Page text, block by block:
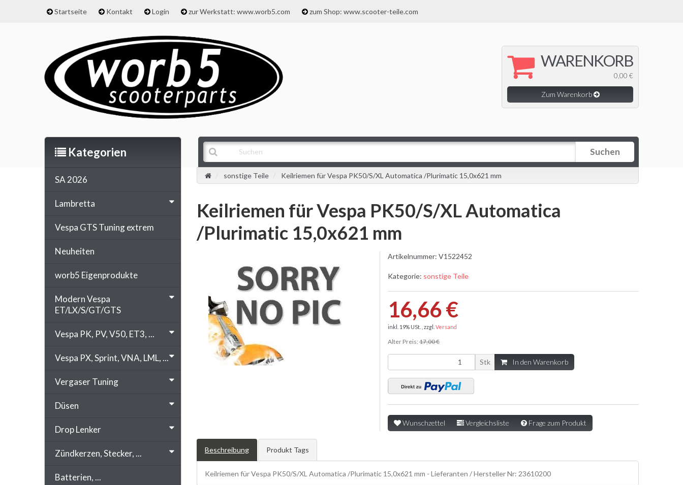
Startseite Kontakt Login zur Werkstatt: www.worb5.com zum Shop: www.scooter-teile.com
WARENKORB
0,00 €
Zum Warenkorb
Suchen
sonstige Teile Keilriemen für Vespa PK50/S/XL Automatica /Plurimatic 15,0x621 mm
Keilriemen für Vespa PK50/S/XL Automatica
/Plurimatic 15,0x621 mm
Artikelnummer: V1522452
Kategorie: sonstige Teile
16,66 €
inkl. 19% USt. , zzgl. Versand
Alter Preis: 17,00 €
Stk In den Warenkorb
Wunschzettel Vergleichsliste Frage zum Produkt
Beschreibung Produkt Tags
Keilriemen für Vespa PK50/S/XL Automatica /Plurimatic 15,0x621 mm - Lieferanten / Hersteller Nr: 23610200
Kategorien
SA 2026
Lambretta
Vespa GTS Tuning extrem
Neuheiten
worb5 Eigenprodukte
Modern Vespa
ET/LX/S/GT/GTS
Vespa PK, PV, V50, ET3, ...
Vespa PX, Sprint, VNA, LML, ...
Vergaser Tuning
Düsen
Drop Lenker
Zündkerzen, Stecker, ...
Batterien, ...